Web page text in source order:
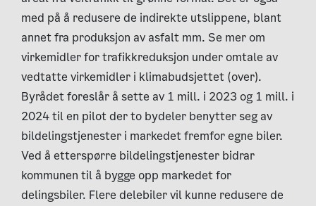
med på å redusere de indirekte utslippene, blant
annet fra produksjon av asfalt mm. Se mer om
virkemidler for trafikkreduksjon under omtale av
vedtatte virkemidler i klimabudsjettet (over).
Byrådet foreslår å sette av 1 mill. i 2023 og 1 mill. i
2024 til en pilot der to bydeler benytter seg av
bildelingstjenester i markedet fremfor egne biler.
Ved å etterspørre bildelingstjenester bidrar
kommunen til å bygge opp markedet for
delingsbiler. Flere delebiler vil kunne redusere de